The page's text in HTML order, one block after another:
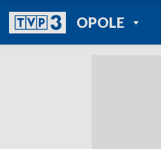
OPOLEPOWRÓT DO
TVP REGIONY